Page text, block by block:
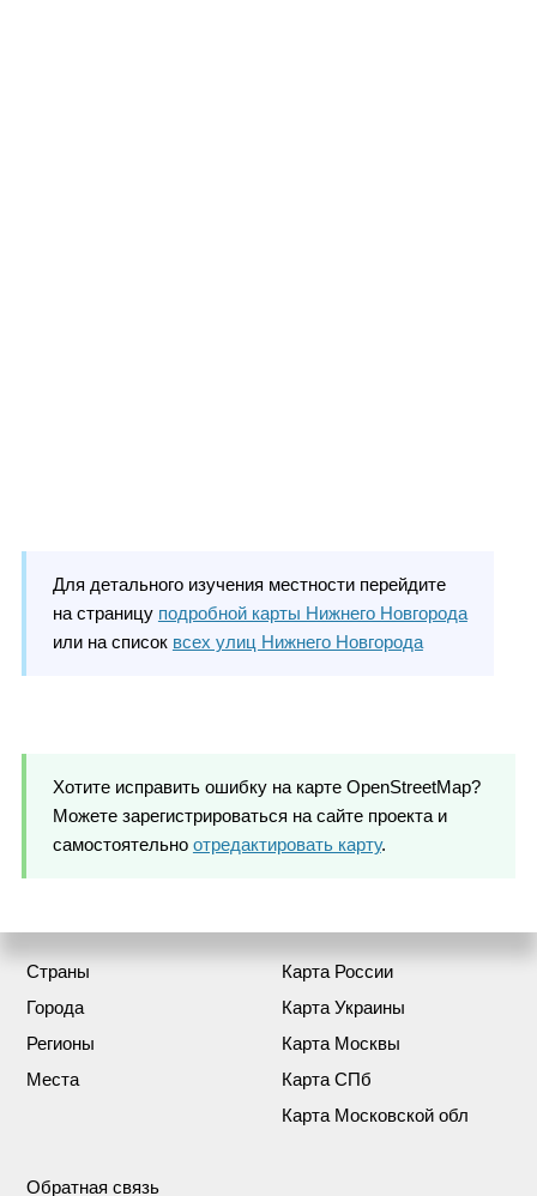
Для детального изучения местности перейдите
на страницу подробной карты Нижнего Новгорода
или на список всех улиц Нижнего Новгорода
Хотите исправить ошибку на карте OpenStreetMap?
Можете зарегистрироваться на сайте проекта и
самостоятельно отредактировать карту.
Страны
Города
Регионы
Места
Карта России
Карта Украины
Карта Москвы
Карта СПб
Карта Московской обл
Обратная связь